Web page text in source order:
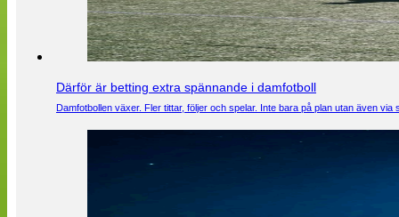
Därför är betting extra spännande i damfotboll
Damfotbollen växer. Fler tittar, följer och spelar. Inte bara på plan utan även